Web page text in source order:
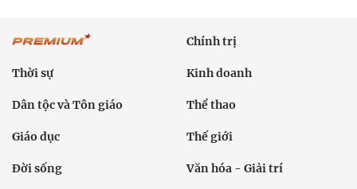
Chính trị
Thời sự Kinh doanh
Dân tộc và Tôn giáo Thể thao
Giáo dục Thế giới
Đời sống Văn hóa - Giải trí